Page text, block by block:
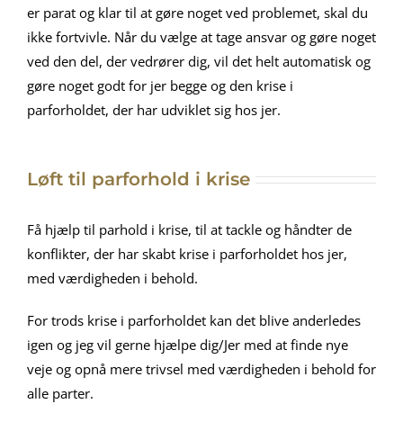
er parat og klar til at gøre noget ved problemet, skal du
ikke fortvivle. Når du vælge at tage ansvar og gøre noget
ved den del, der vedrører dig, vil det helt automatisk og
gøre noget godt for jer begge og den krise i
parforholdet, der har udviklet sig hos jer.
Løft til parforhold i krise
Få hjælp til parhold i krise, til at tackle og håndter de
konflikter, der har skabt krise i parforholdet hos jer,
med værdigheden i behold.
For trods krise i parforholdet kan det blive anderledes
igen og jeg vil gerne hjælpe dig/Jer med at finde nye
veje og opnå mere trivsel med værdigheden i behold for
alle parter.